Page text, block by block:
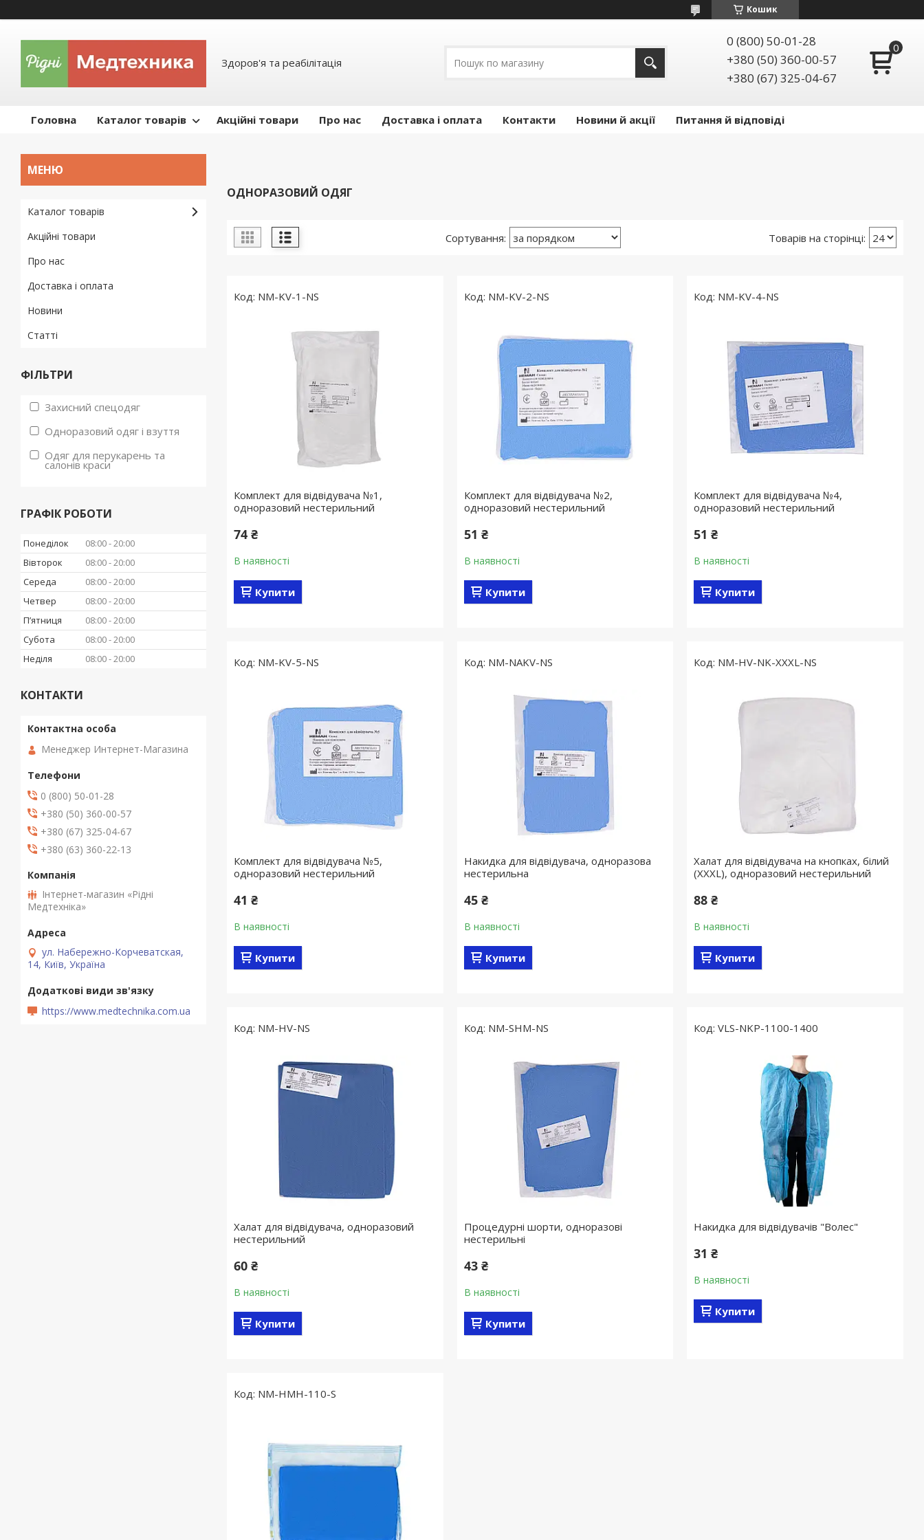
Кошик
Здоров'я та реабілітація
0 (800) 50-01-28
+380 (50) 360-00-57
+380 (67) 325-04-67
Головна Каталог товарів Акційні товари Про нас Доставка і оплата Контакти Новини й акції Питання й відповіді
ОДНОРАЗОВИЙ ОДЯГ
NM-KV-1-NS
Комплект для відвідувача №1,
одноразовий нестерильний
74 ₴
В наявності
Купити
NM-KV-2-NS
Комплект для відвідувача №2,
одноразовий нестерильний
51 ₴
В наявності
Купити
NM-KV-4-NS
Комплект для відвідувача №4,
одноразовий нестерильний
51 ₴
В наявності
Купити
NM-KV-5-NS
Комплект для відвідувача №5,
одноразовий нестерильний
41 ₴
В наявності
Купити
NM-NAKV-NS
Накидка для відвідувача, одноразова
нестерильна
45 ₴
В наявності
Купити
NM-HV-NK-XXXL-NS
Халат для відвідувача на кнопках, білий
(XXXL), одноразовий нестерильний
88 ₴
В наявності
Купити
NM-HV-NS
Халат для відвідувача, одноразовий
нестерильний
60 ₴
В наявності
Купити
NM-SHM-NS
Процедурні шорти, одноразові
нестерильні
43 ₴
В наявності
Купити
VLS-NKP-1100-1400
Накидка для відвідувачів "Волес"
31 ₴
В наявності
Купити
NM-HMH-110-S
Каталог товарів
Акційні товари
Про нас
Доставка і оплата
Новини
Статті
ФІЛЬТРИ
Захисний спецодяг
Одноразовий одяг і взуття
Одяг для перукарень та
салонів краси
ГРАФІК РОБОТИ
Понеділок 08:00 20:00
Вівторок
08:00 20:00
Середа
08:00 20:00
Четвер
08:00 20:00
Пʼятниця
08:00 20:00
Субота
08:00 20:00
Неділя
08:00 20:00
КОНТАКТИ
Менеджер Интернет-Магазина
0 (800) 50-01-28
+380 (50) 360-00-57
+380 (67) 325-04-67
+380 (63) 360-22-13
Інтернет-магазин «Рідні
Медтехніка»
ул. Набережно-Корчеватская,
14, Київ, Україна
https://www.medtechnika.com.ua